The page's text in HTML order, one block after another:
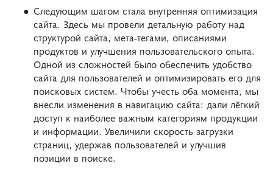
Следующим шагом стала внутренняя оптимизация
сайта. Здесь мы провели детальную работу над
структурой сайта, мета-тегами, описаниями
продуктов и улучшения пользовательского опыта.
Одной из сложностей было обеспечить удобство
сайта для пользователей и оптимизировать его для
поисковых систем. Чтобы учесть оба момента, мы
внесли изменения в навигацию сайта: дали лёгкий
доступ к наиболее важным категориям продукции
и информации. Увеличили скорость загрузки
страниц, удержав пользователей и улучшив
позиции в поиске.